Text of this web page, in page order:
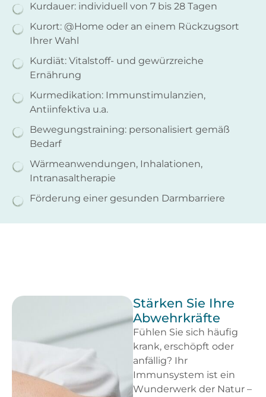
Kurdauer: individuell von 7 bis 28 Tagen
Kurort: @Home oder an einem Rückzugsort
Ihrer Wahl
Kurdiät: Vitalstoff- und gewürzreiche
Ernährung
Kurmedikation: Immunstimulanzien,
Antiinfektiva u.a.
Bewegungstraining: personalisiert gemäß
Bedarf
Wärmeanwendungen, Inhalationen,
Intranasaltherapie
Förderung einer gesunden Darmbarriere
Stärken Sie Ihre
Abwehrkräfte
Fühlen Sie sich häufig
krank, erschöpft oder
anfällig? Ihr
Immunsystem ist ein
Wunderwerk der Natur –